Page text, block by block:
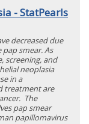
- StatPearls
decreased due
smear. As
screening, and
neoplasia
in a
treatment are
The
pap smear
papillomavirus